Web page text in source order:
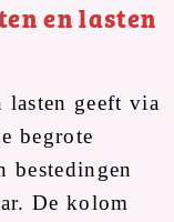
en lasten
lasten geeft via
begrote
bestedingen
De kolom